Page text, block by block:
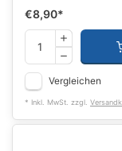
€8,90*
Vergleichen
* Inkl. MwSt. zzgl.